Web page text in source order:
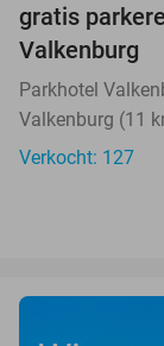
gratis
Valkenburg
Parkhotel
Valkenburg (11
Verkocht: 127